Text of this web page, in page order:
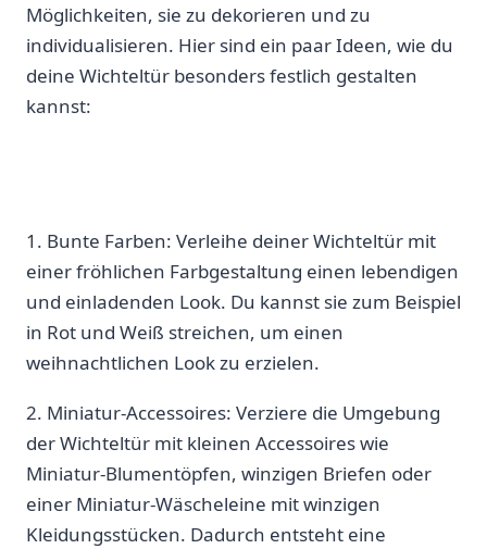
Möglichkeiten, sie⁢ zu‍ dekorieren‌ und ⁤zu
⁢individualisieren. Hier ⁤sind ein ⁢paar Ideen, wie du​
deine Wichteltür besonders‌ festlich⁢ gestalten
kannst:
1. Bunte⁣ Farben: Verleihe⁤ deiner Wichteltür mit
einer fröhlichen ⁤Farbgestaltung ⁢einen lebendigen
und‍ einladenden ​Look. Du kannst sie zum Beispiel‍
in Rot und ​Weiß streichen, um einen
weihnachtlichen Look zu erzielen.
2. Miniatur-Accessoires:⁣ Verziere ⁤die Umgebung
der Wichteltür mit kleinen Accessoires ‌wie
Miniatur-Blumentöpfen, winzigen Briefen oder
einer Miniatur-Wäscheleine mit winzigen
Kleidungsstücken. Dadurch⁢ entsteht⁤ eine